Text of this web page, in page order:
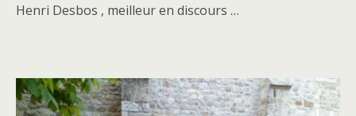
Henri Desbos , meilleur en discours …